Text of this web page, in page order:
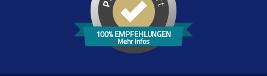
100% EMPFEHLUNGEN
Mehr Infos